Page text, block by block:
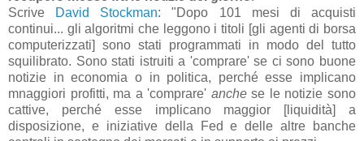
Scrive
David Stockman: "Dopo 101 mesi di acquisti
continui... gli algoritmi che leggono i titoli [gli agenti di borsa
computerizzati] sono stati programmati in modo del tutto
squilibrato. Sono stati istruiti a 'comprare' se ci sono buone
notizie in economia o in politica, perché esse implicano
mnaggiori profitti, ma a 'comprare' anchese le notizie sono
cattive, perché esse implicano maggior [liquidità] a
disposizione, e iniziative della Fed e delle altre banche